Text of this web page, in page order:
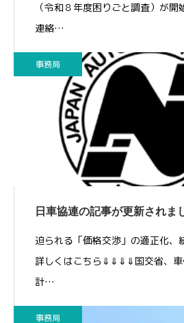
（令和８年度困りごと調査）が
連絡…
事務局
日車協連の記事が更新されま
迫られる「価格交渉」の適正化、
詳しくはこちら⇓⇓⇓⇓国交省、車
計…
事務局